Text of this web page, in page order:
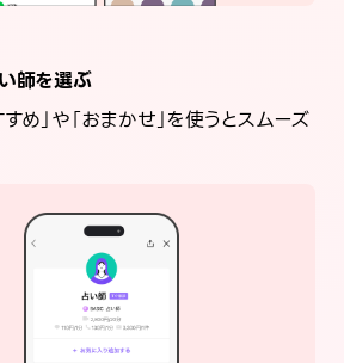
師を選ぶ
め」や「おまかせ」を使うとスムーズ